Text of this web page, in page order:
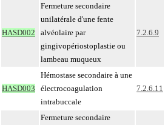
HASD002
Fermeture secondaire
unilatérale d'une fente
alvéolaire par
gingivopériostoplastie ou
lambeau muqueux
7.2.6.9
HASD003
Hémostase secondaire à une
électrocoagulation
intrabuccale
7.2.6.11
Fermeture secondaire